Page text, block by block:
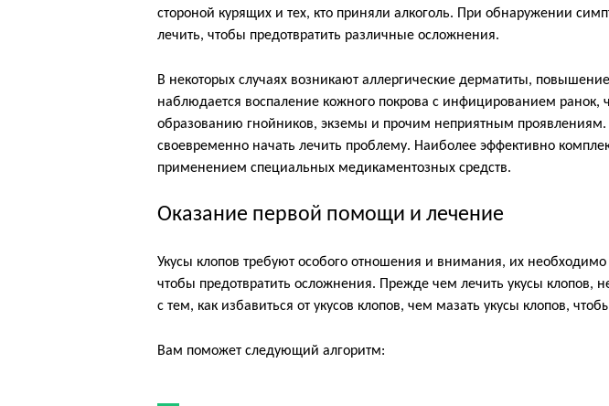
стороной курящих и тех, кто приняли алкоголь. При обнаружении
лечить, чтобы предотвратить различные осложнения.
В некоторых случаях возникают аллергические дерматиты,
наблюдается воспаление кожного покрова с инфицированием ранок,
образованию гнойников, экземы и прочим неприятным
своевременно начать лечить проблему. Наиболее эффективно
применением специальных медикаментозных средств.
Оказание первой помощи и лечение
Укусы клопов требуют особого отношения и внимания, их необходимо
чтобы предотвратить осложнения. Прежде чем лечить укусы клопов,
с тем, как избавиться от укусов клопов, чем мазать укусы клопов,
Вам поможет следующий алгоритм: